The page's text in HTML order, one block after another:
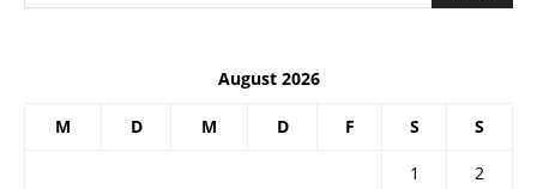
August 2026
M D M D F S S
1
2